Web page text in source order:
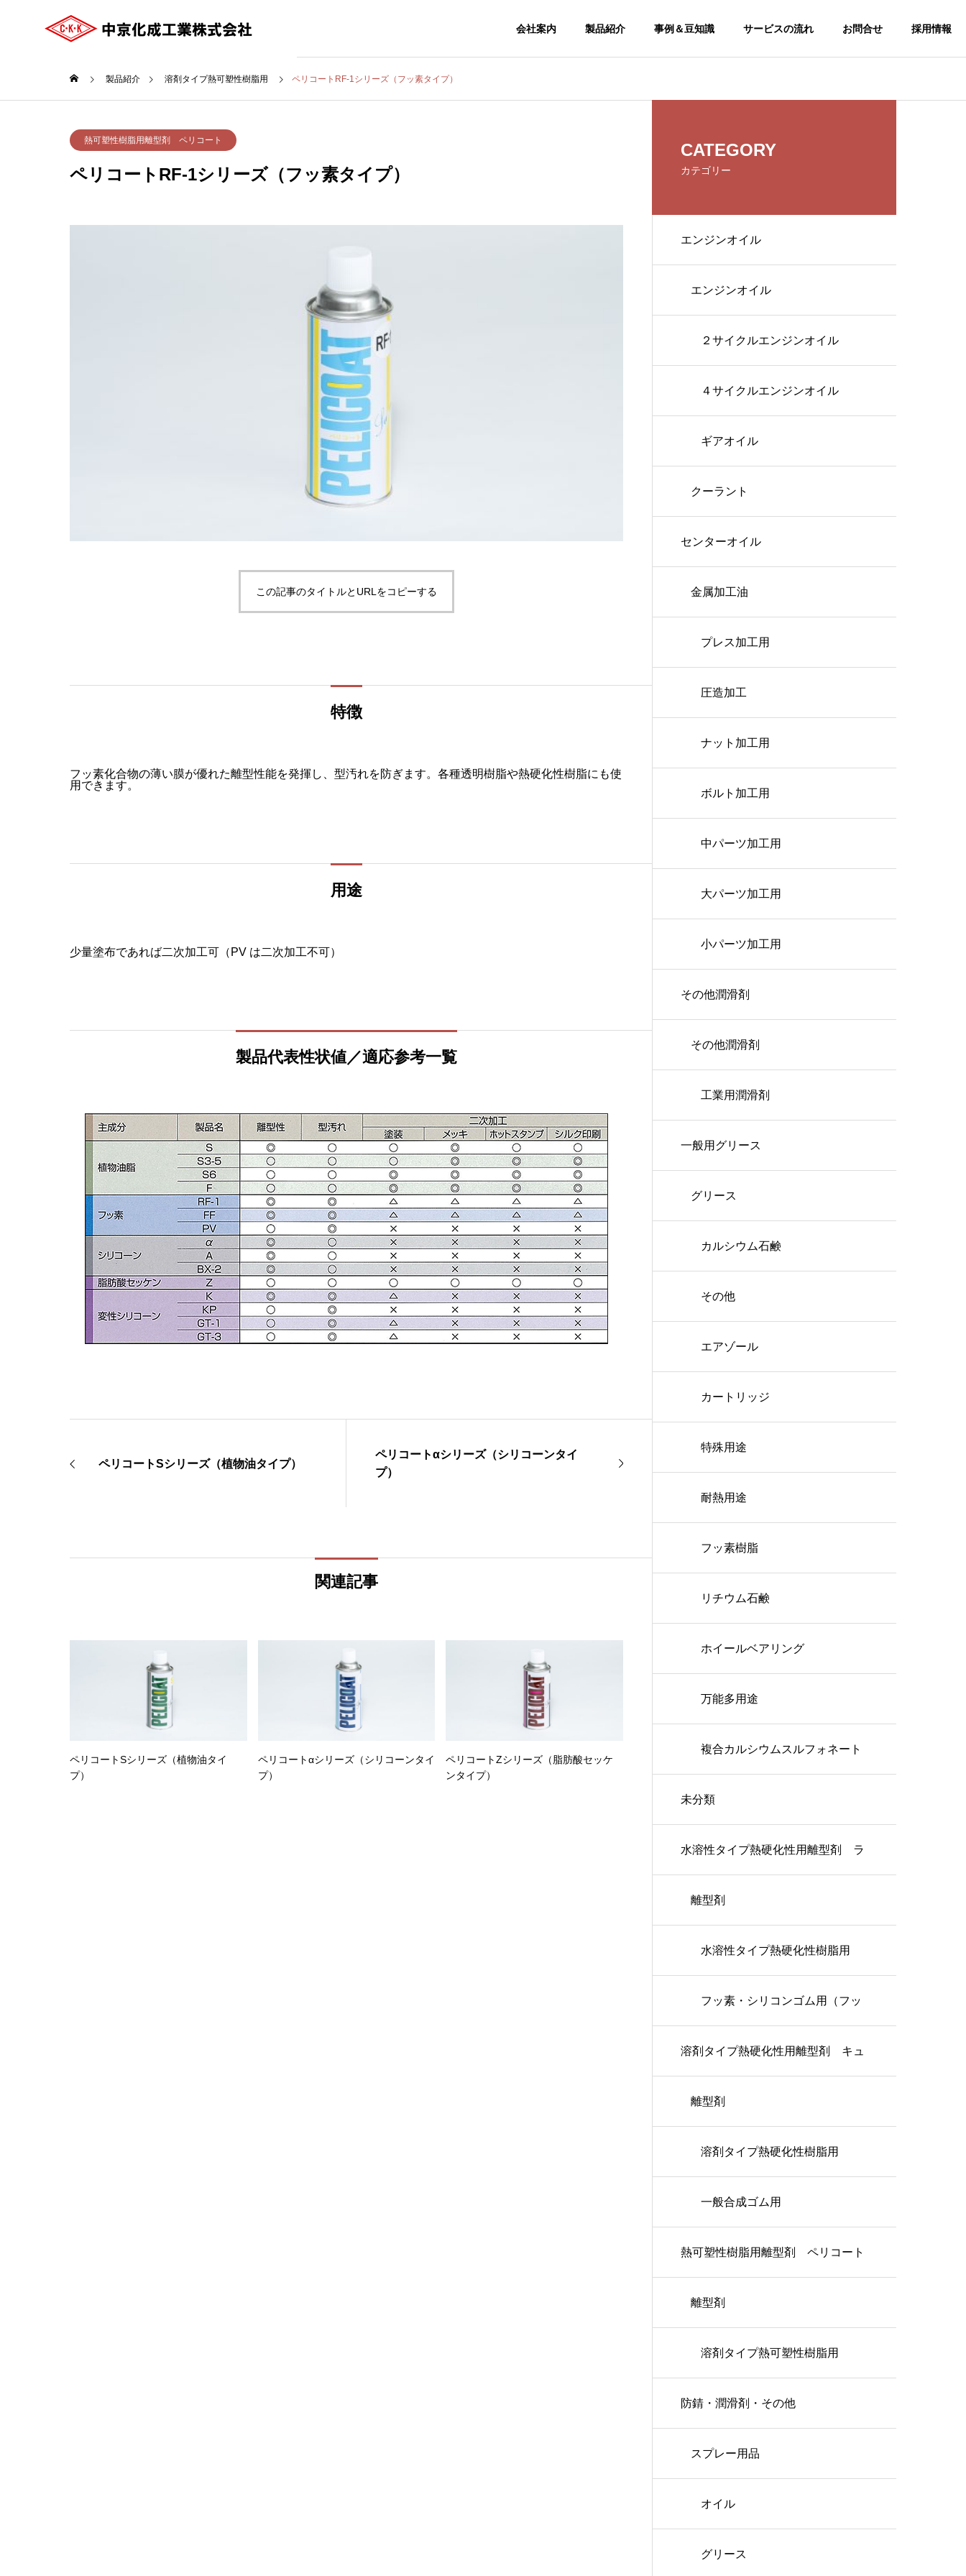
会社案内 製品紹介 事例＆豆知識 サービスの流れ お問合せ 採用情報
CSR
製品紹介 溶剤タイプ熱可塑性樹脂用 ペリコートRF-1シリーズ（フッ素タイプ）
熱可塑性樹脂用離型剤 ペリコート
ペリコートRF-1シリーズ（フッ素タイプ）
この記事のタイトルとURLをコピーする
特徴
フッ素化合物の薄い膜が優れた離型性能を発揮し、型汚れを防ぎます。各種透明樹脂や熱硬化性樹脂にも使
用できます。
用途
少量塗布であれば二次加工可（PV は二次加工不可）
製品代表性状値／適応参考一覧
ペリコートSシリーズ（植物油タイプ）
ペリコートαシリーズ（シリコーンタイ
プ）
関連記事
ペリコートSシリーズ（植物油タイ
プ）
ペリコートαシリーズ（シリコーンタイ
プ）
ペリコートZシリーズ（脂肪酸セッケ
ンタイプ）
CATEGORY
カテゴリー
エンジンオイル
エンジンオイル
２サイクルエンジンオイル
４サイクルエンジンオイル
ギアオイル
クーラント
センターオイル
金属加工油
プレス加工用
圧造加工
ナット加工用
ボルト加工用
中パーツ加工用
大パーツ加工用
小パーツ加工用
その他潤滑剤
その他潤滑剤
工業用潤滑剤
一般用グリース
グリース
カルシウム石鹸
その他
エアゾール
カートリッジ
特殊用途
耐熱用途
フッ素樹脂
リチウム石鹸
ホイールベアリング
万能多用途
複合カルシウムスルフォネート
未分類
水溶性タイプ熱硬化性用離型剤 ラ
ッシュコート
離型剤
水溶性タイプ熱硬化性樹脂用
フッ素・シリコンゴム用（フッ
素タイプ）
溶剤タイプ熱硬化性用離型剤 キュ
アコート
離型剤
溶剤タイプ熱硬化性樹脂用
一般合成ゴム用
熱可塑性樹脂用離型剤 ペリコート
離型剤
溶剤タイプ熱可塑性樹脂用
防錆・潤滑剤・その他
スプレー用品
オイル
グリース